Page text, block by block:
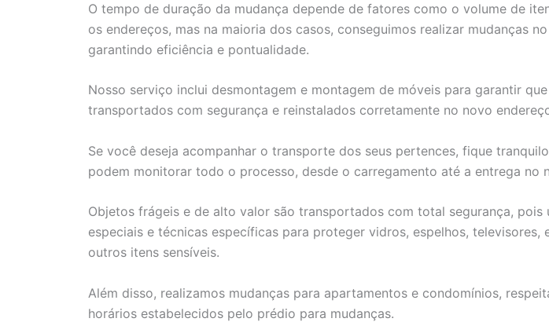
O tempo de duração da mudança depende de fatores como o volume de
os endereços, mas na maioria dos casos, conseguimos realizar mudanças
garantindo eficiência e pontualidade.
Nosso serviço inclui desmontagem e montagem de móveis para garantir
transportados com segurança e reinstalados corretamente no novo
Se você deseja acompanhar o transporte dos seus pertences, fique
podem monitorar todo o processo, desde o carregamento até a entrega no
Objetos frágeis e de alto valor são transportados com total segurança, pois
especiais e técnicas específicas para proteger vidros, espelhos, televisores,
outros itens sensíveis.
Além disso, realizamos mudanças para apartamentos e condomínios,
horários estabelecidos pelo prédio para mudanças.